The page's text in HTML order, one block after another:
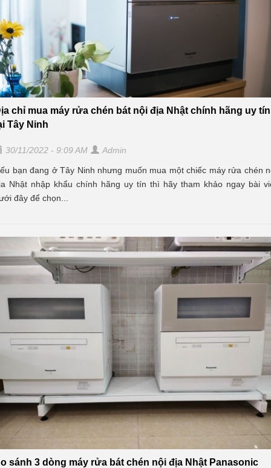
chỉ mua máy rửa chén bát nội địa Nhật chính hãng uy tín
Tây Ninh
30/11/2022 - 9:09 AM Admin
bạn đang ở Tây Ninh nhưng muốn mua một chiếc máy rửa chén
Nhật nhập khẩu chính hãng uy tín thì hãy tham khảo ngay bài
đây để chọn...
sánh 3 dòng máy rửa bát chén nội địa Nhật Panasonic